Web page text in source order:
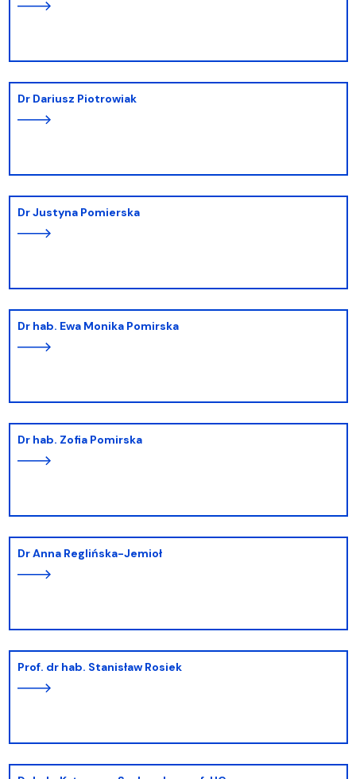
dr Dariusz Piotrowiak
dr Justyna Pomierska
dr hab. Ewa Monika Pomirska
dr hab. Zofia Pomirska
dr Anna Reglińska-Jemioł
prof. dr hab. Stanisław Rosiek